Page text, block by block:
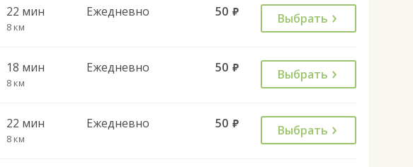
22 мин
8 км
Ежедневно 50 руб. Выбрать
18 мин
8 км
Ежедневно 50 руб. Выбрать
22 мин
8 км
Ежедневно 50 руб. Выбрать